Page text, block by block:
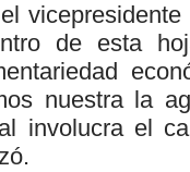
de esta
nuestra la
involucra el